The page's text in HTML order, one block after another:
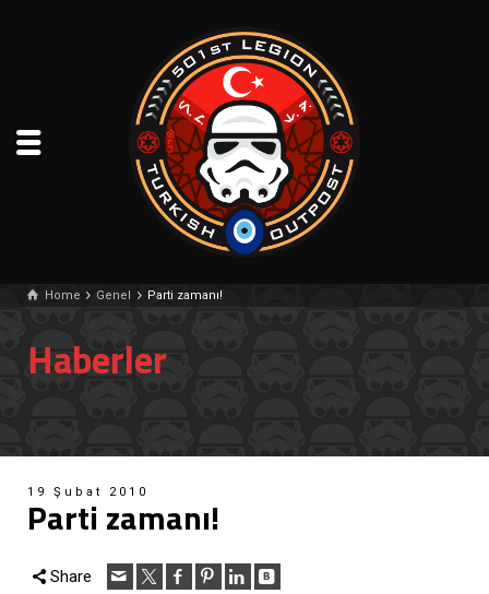
Home Genel Parti zamanı!
Haberler
19 Şubat 2010
Parti zamanı!
Share